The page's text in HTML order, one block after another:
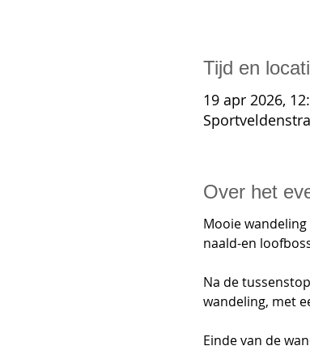
Tijd en
19 apr 2026,
Over het
Mooie
naald-en
Na de
wandeling, met
Einde van de